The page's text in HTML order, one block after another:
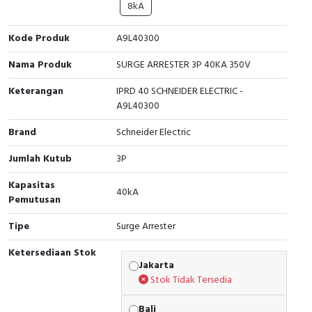
Cable Operated Switch
Signalling Columns
Safety Sensors
Pressure Switch
Ultrasonic & Rotary Encoder
Limit Switch
Inductive Sensors
Photoelectric
Panel Box
8kA
Kode Produk
A9L40300
Nama Produk
SURGE ARRESTER 3P 40KA 350V
Keterangan
IPRD 40 SCHNEIDER ELECTRIC -
A9L40300
Brand
Schneider Electric
Jumlah Kutub
3P
Kapasitas
Pemutusan
40kA
Tipe
Surge Arrester
Ketersediaan Stok
Jakarta
Stok Tidak Tersedia